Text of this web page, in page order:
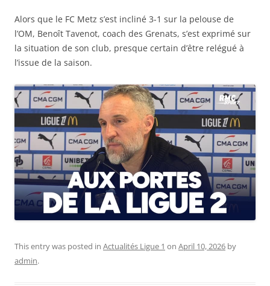
Alors que le FC Metz s’est incliné 3-1 sur la pelouse de
l’OM, Benoît Tavenot, coach des Grenats, s’est exprimé sur
la situation de son club, presque certain d’être relégué à
l’issue de la saison.
This entry was posted in Actualités Ligue 1 on April 10, 2026 by
admin.